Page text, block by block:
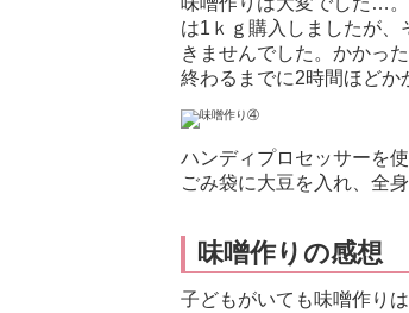
は1ｋｇ購入しましたが
きませんでした。かかっ
終わるまでに2時間ほどか
ハンディプロセッサーを
ごみ袋に大豆を入れ、全
味噌作りの感想
子どもがいても味噌作り